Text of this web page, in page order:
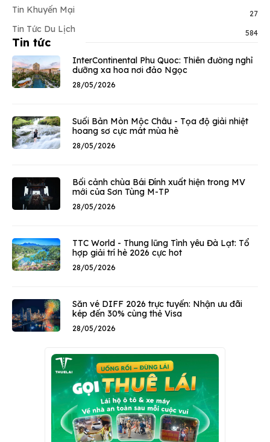
Tin Khuyến Mại 27
Tin Tức Du Lịch 584
Tin tức
InterContinental Phu Quoc: Thiên đường nghỉ
dưỡng xa hoa nơi đảo Ngọc
28/05/2026
Suối Bản Mòn Mộc Châu - Tọa độ giải nhiệt
hoang sơ cực mát mùa hè
28/05/2026
Bối cảnh chùa Bái Đính xuất hiện trong MV
mới của Sơn Tùng M-TP
28/05/2026
TTC World - Thung lũng Tình yêu Đà Lạt: Tổ
hợp giải trí hè 2026 cực hot
28/05/2026
Săn vé DIFF 2026 trực tuyến: Nhận ưu đãi
kép đến 30% cùng thẻ Visa
28/05/2026